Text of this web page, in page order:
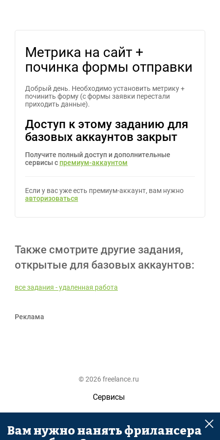
Метрика на сайт +
починка формы отправки
Добрый день. Необходимо установить метрику +
починить форму (с формы заявки перестали
приходить данные).
Доступ к этому заданию для
базовых аккаунтов закрыт
Получите полный доступ и дополнительные
сервисы с премиум-аккаунтом
Если у вас уже есть премиум-аккаунт, вам нужно
авторизоваться
Также смотрите другие задания,
открытые для базовых аккаунтов:
все задания - удаленная работа
Реклама
© 2026 freelance.ru
Сервисы
Помощь
Поиск
Вам нужно нанять фрилансера